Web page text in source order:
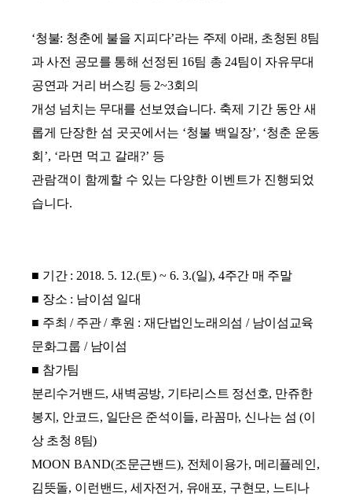
‘청불: 청춘에 불을 지피다’라는 주제 아래 , 초청된 8팀
과 사전 공모를 통해 선정된 16팀 총 24팀이 자유무대
공연과 거리 버스킹 등 2~3회의
개성 넘치는 무대를 선보였습니다. 축제 기간 동안 새
롭게 단장한 섬 곳곳에서는 ‘청불 백일장’, ‘청춘 운동
회 ’, ‘라면 먹고 갈래?’ 등
관람객이 함께할 수 있는 다양한 이벤트가 진행되었
습니다.
■ 기간 : 2018. 5. 12.(토) ~ 6. 3.(일), 4주간 매 주말
■ 장소 : 남이섬 일대
■ 주최/ 주관/ 후원 :재단법인노래의섬 / 남이섬교육
문화그룹 / 남이섬
■ 참가팀
분리수거밴드,새벽공방, 기타리스트 정선호, 만쥬한
봉지 , 안코드, 일단은 준석이들, 라꼼마, 신나는 섬(이
상 초청 8팀)
MOON BAND(조문근밴드), 전체이용가, 메리플레인,
김뜻돌, 이런밴드, 세자전거 , 유애포, 구현모 , 느티나